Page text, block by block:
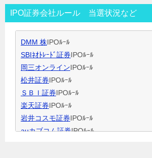
IPO当選のコツ（無理なく継続）
IPO閑散期、空白期間の過ごし方
IPO証券会社ルール 当選状況など
DMM 株IPOﾙｰﾙ
SBIﾈｵﾄﾚｰﾄﾞ証券IPOﾙｰﾙ
岡三オンラインIPOﾙｰﾙ
松井証券IPOﾙｰﾙ
ＳＢＩ証券IPOﾙｰﾙ
楽天証券IPOﾙｰﾙ
岩井コスモ証券IPOﾙｰﾙ
auカブコム証券IPOﾙｰﾙ